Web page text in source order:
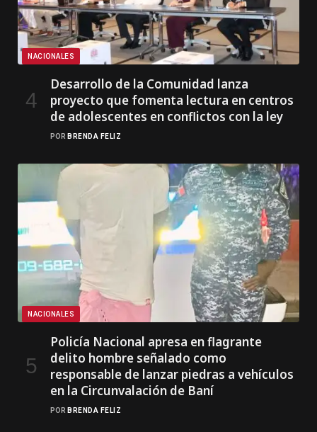
NACIONALES
Desarrollo de la Comunidad lanza
proyecto que fomenta lectura en centros
de adolescentes en conflictos con la ley
POR BRENDA FELIZ
NACIONALES
Policía Nacional apresa en flagrante
delito hombre señalado como
responsable de lanzar piedras a vehículos
en la Circunvalación de Baní
POR BRENDA FELIZ